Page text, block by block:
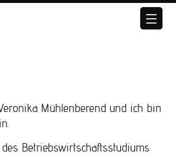
Mühlenberend und ich bin
Betriebswirtschaftsstudiums